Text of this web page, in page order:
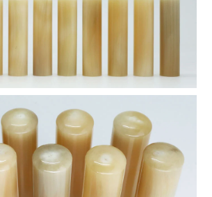
ことが重要です。水洗い、ウェットティッシュ